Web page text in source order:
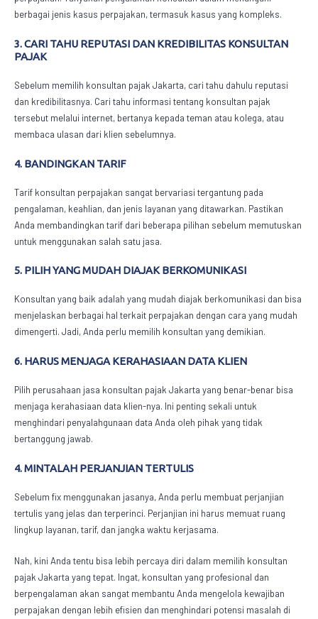
berbagai jenis kasus perpajakan, termasuk kasus yang kompleks.
3. CARI TAHU REPUTASI DAN KREDIBILITAS KONSULTAN
PAJAK
Sebelum memilih konsultan pajak Jakarta, cari tahu dahulu reputasi
dan kredibilitasnya. Cari tahu informasi tentang konsultan pajak
tersebut melalui internet, bertanya kepada teman atau kolega, atau
membaca ulasan dari klien sebelumnya.
4. BANDINGKAN TARIF
Tarif konsultan perpajakan sangat bervariasi tergantung pada
pengalaman, keahlian, dan jenis layanan yang ditawarkan. Pastikan
Anda membandingkan tarif dari beberapa pilihan sebelum memutuskan
untuk menggunakan salah satu jasa.
5. PILIH YANG MUDAH DIAJAK BERKOMUNIKASI
Konsultan yang baik adalah yang mudah diajak berkomunikasi dan bisa
menjelaskan berbagai hal terkait perpajakan dengan cara yang mudah
dimengerti. Jadi, Anda perlu memilih konsultan yang demikian.
6. HARUS MENJAGA KERAHASIAAN DATA KLIEN
Pilih perusahaan jasa konsultan pajak Jakarta yang benar-benar bisa
menjaga kerahasiaan data klien-nya. Ini penting sekali untuk
menghindari penyalahgunaan data Anda oleh pihak yang tidak
bertanggung jawab.
4. MINTALAH PERJANJIAN TERTULIS
Sebelum fix menggunakan jasanya, Anda perlu membuat perjanjian
tertulis yang jelas dan terperinci. Perjanjian ini harus memuat ruang
lingkup layanan, tarif, dan jangka waktu kerjasama.
Nah, kini Anda tentu bisa lebih percaya diri dalam memilih konsultan
pajak Jakarta yang tepat. Ingat, konsultan yang profesional dan
berpengalaman akan sangat membantu Anda mengelola kewajiban
perpajakan dengan lebih efisien dan menghindari potensi masalah di